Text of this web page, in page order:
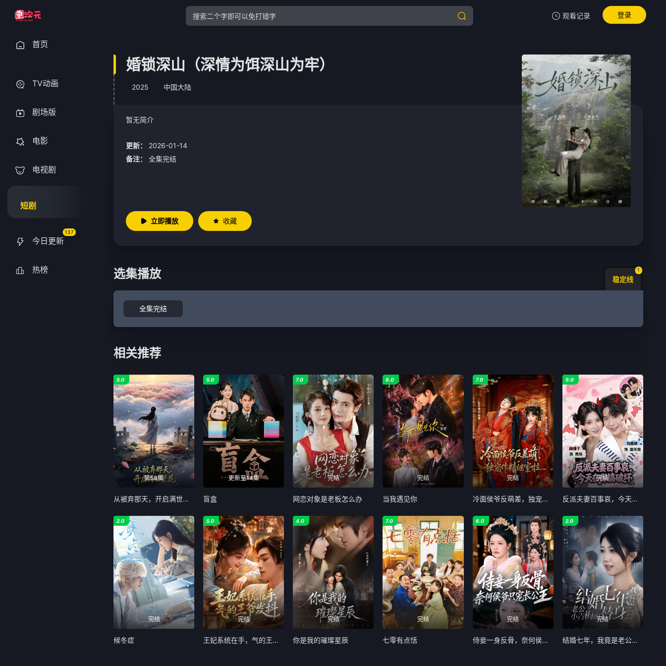
观看记录
暂无观看影片的记录
登录
首页
TV动画
剧场版
电影
电视剧
短剧
今日更新
137
热榜
婚锁深山（深情为饵深山为牢）
2025 中国大陆
暂无简介
更新：
2026-01-14
备注：
全集完结
立即播放 收藏
选集播放 稳定线
1
全集完结
相关推荐
第58集
5.0
从被弃那天，开启满世繁花
更新至14集
5.0
盲盒
完结
7.0
网恋对象是老板怎么办
完结
6.0
当我遇见你
完结
7.0
冷面侯爷反萌差，独宠作精继室啦
完结
9.0
反派夫妻百事哀，今天在哪搞破坏
完结
2.0
候冬症
完结
5.0
王妃系统在手，气的王爷发抖
完结
4.0
你是我的璀璨星辰
完结
7.0
七零有点恬
完结
6.0
侍妾一身反骨，奈何侯爷只宠长公主
完结
2.0
结婚七年，我竟是老公小青梅的替身